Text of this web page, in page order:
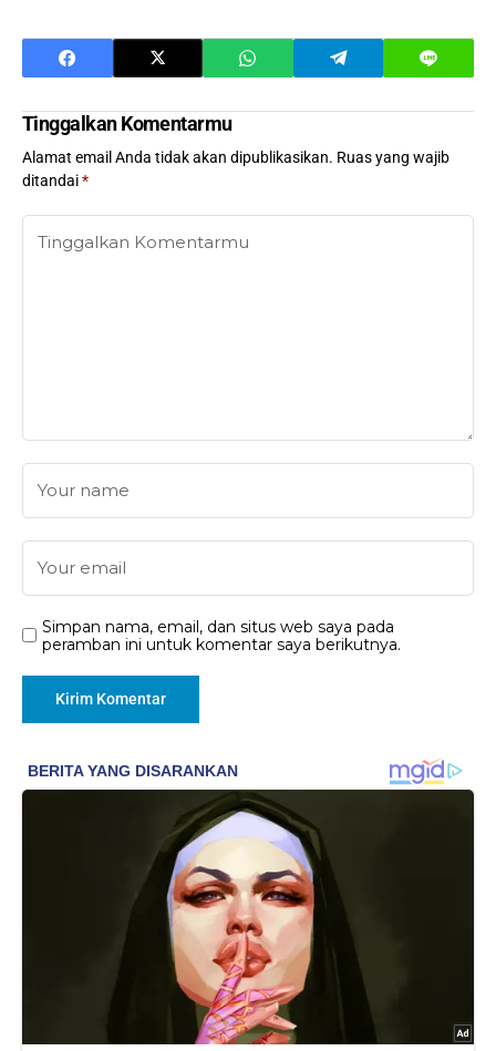
Tinggalkan Komentarmu
Alamat email Anda tidak akan dipublikasikan. Ruas yang wajib
ditandai*
Simpan nama, email, dan situs web saya pada
peramban ini untuk komentar saya berikutnya.